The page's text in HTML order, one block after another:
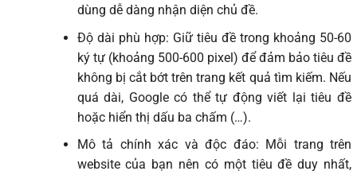
dùng dễ dàng nhận diện chủ đề.
Độ dài phù hợp: Giữ tiêu đề trong khoảng 50-60
ký tự (khoảng 500-600 pixel) để đảm bảo tiêu đề
không bị cắt bớt trên trang kết quả tìm kiếm. Nếu
quá dài, Google có thể tự động viết lại tiêu đề
hoặc hiển thị dấu ba chấm (…).
Mô tả chính xác và độc đáo: Mỗi trang trên
website của bạn nên có một tiêu đề duy nhất,